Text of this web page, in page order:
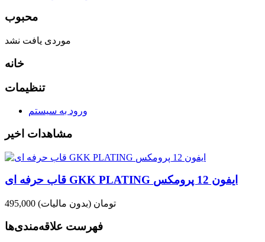
محبوب
موردی یافت نشد
خانه
تنظیمات
ورود به سیستم
مشاهدات اخیر
قاب حرفه ای GKK PLATING ایفون 12 پرومکس
495,000 تومان (بدون مالیات)
فهرست علاقه‌مندی‌ها